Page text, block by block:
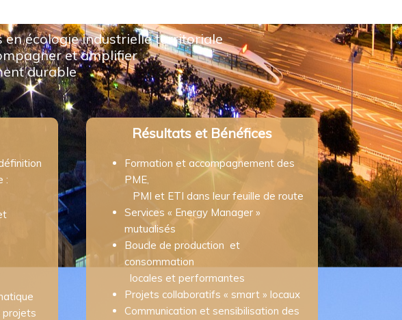
en écologie industrielle territoriale
et amplifier
durable
:
projets
Résultats et Bénéfices
Formation et accompagnement des
PME,
PMI et ETI dans leur feuille de route
Services « Energy Manager »
mutualisés
Boucle de production et
consommation
locales et performantes
Projets collaboratifs « smart » locaux
Communication et sensibilisation des